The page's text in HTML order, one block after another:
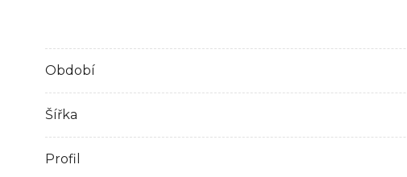
Období
Šířka
Profil